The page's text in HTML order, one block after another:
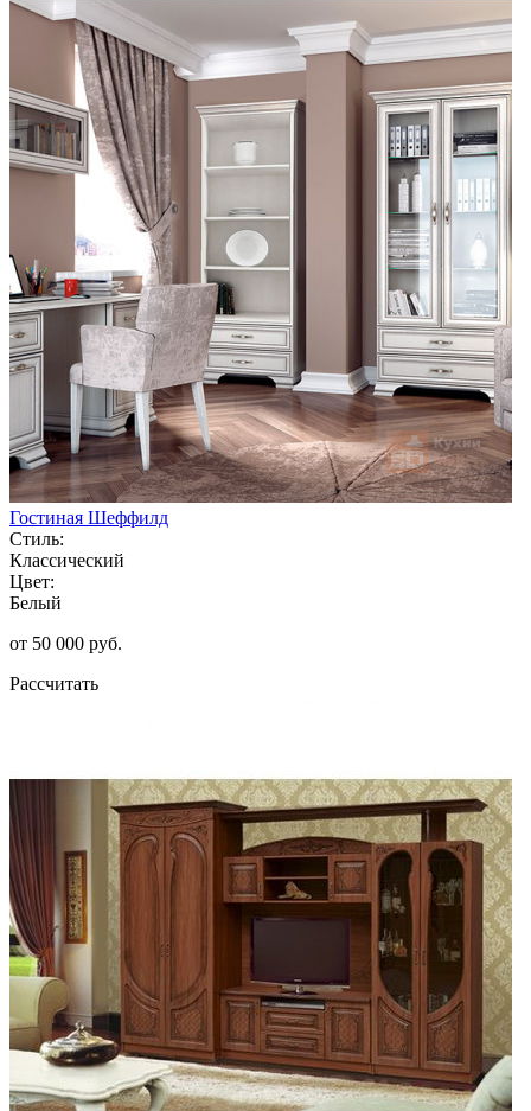
Гостиная Шеффилд
Стиль:
Классический
Цвет:
Белый
от 50 000 руб.
Рассчитать